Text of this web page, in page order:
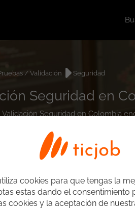
/ Validación Seguridad
Seguridad en
Seguridad en Colombia
cookies para que tengas la
estas dando el consentimiento
cookies y la aceptación de